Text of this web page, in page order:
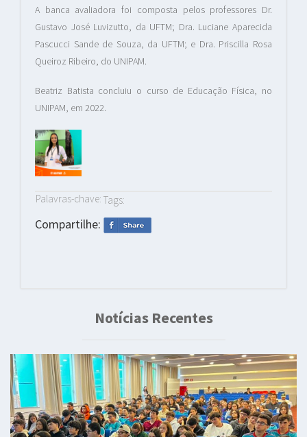
A banca avaliadora foi composta pelos professores Dr.
Gustavo José Luvizutto, da UFTM; Dra. Luciane Aparecida
Pascucci Sande de Souza, da UFTM; e Dra. Priscilla Rosa
Queiroz Ribeiro, do UNIPAM.
Beatriz Batista concluiu o curso de Educação Física, no
UNIPAM, em 2022.
Palavras-chave: Tags:
Compartilhe:
Notícias Recentes